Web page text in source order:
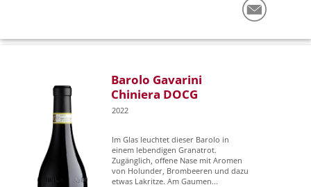
Barolo Gavarini
Chiniera DOCG
2022
Im Glas leuchtet dieser Barolo in
einem lebendigen Granatrot.
Zugänglich, offene Nase mit Aromen
von Holunder, Brombeeren und dazu
etwas Lakritze. Am Gaumen...